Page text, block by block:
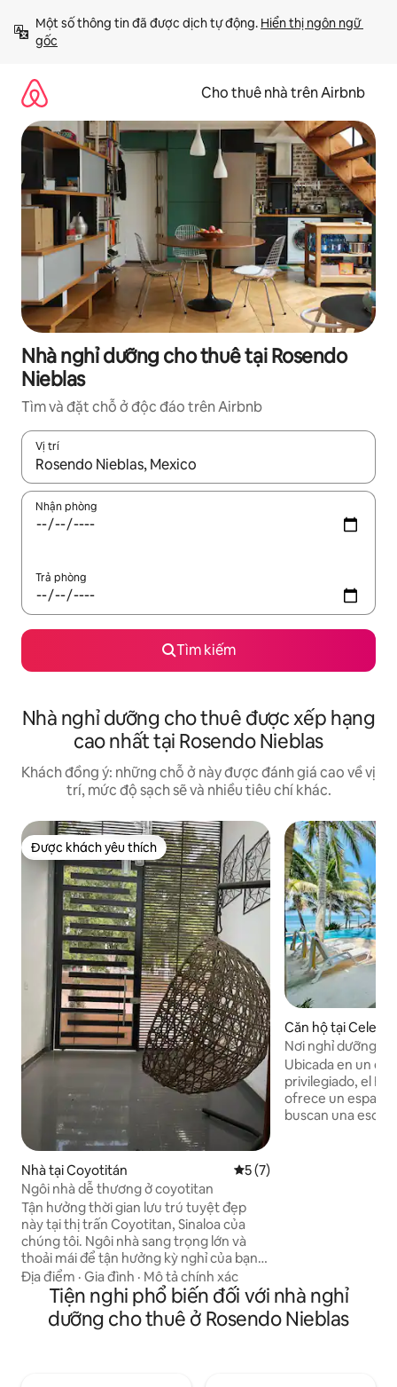
đến
Một số thông tin đã được dịch tự động. Hiển thị ngôn ngữ
gốc
Cho thuê nhà trên Airbnb
Nhà nghỉ dưỡng cho thuê tại Rosendo
Nieblas
Tìm và đặt chỗ ở độc đáo trên Airbnb
Vị trí
Khi có kết quả, hãy điều hướng bằng phím mũi tên lên và
Nhận phòng
Trả phòng
Tìm kiếm
Nhà nghỉ dưỡng cho thuê được xếp hạng
cao nhất tại Rosendo Nieblas
Khách đồng ý: những chỗ ở này được đánh giá cao về vị
trí, mức độ sạch sẽ và nhiều tiêu chí khác.
Được khách yêu thích
Được khách yêu thích
Nhà tại Coyotitán Xếp hạng trung bình 5/5, 7
5 (7)
Ngôi nhà dễ thương ở coyotitan
Tận hưởng thời gian lưu trú tuyệt đẹp
này tại thị trấn Coyotitan, Sinaloa của
chúng tôi. Ngôi nhà sang trọng lớn và
thoải mái để tận hưởng kỳ nghỉ của bạn.
Nó có tất cả các tiện nghi cần thiết, nhà
một tầng, đặc biệt cho người cao tuổi.
Phòng ngủ cỡ king thứ nhất với phòng
thay đồ khép kín, điều hòa và TV. Phòng
Địa điểm · Gia đình · Mô tả chính xác
Căn hộ tại
Nơi nghỉ dưỡng
của đối tác chủ
Ubicada en un
privilegiado, el
ofrece un
buscan una
Tiện nghi phổ biến đối với nhà nghỉ
dưỡng cho thuê ở Rosendo Nieblas